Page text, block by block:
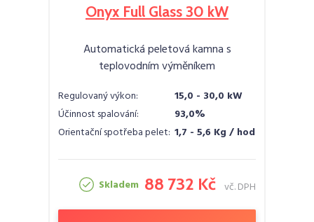
Onyx Full Glass 30 kW
Automatická peletová kamna s
teplovodním výměníkem
Regulovaný výkon:
15,0 - 30,0 kW
Účinnost spalování:
93,0%
Orientační spotřeba pelet: 1,7 - 5,6 Kg / hod
Skladem 88 732 Kč vč. DPH